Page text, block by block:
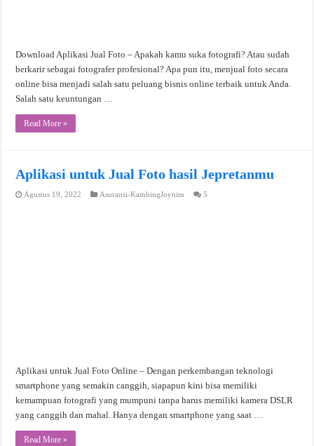
Download Aplikasi Jual Foto – Apakah kamu suka fotografi? Atau sudah
berkarir sebagai fotografer profesional? Apa pun itu, menjual foto secara
online bisa menjadi salah satu peluang bisnis online terbaik untuk Anda.
Salah satu keuntungan …
Read More »
Aplikasi untuk Jual Foto hasil Jepretanmu
Agustus 19, 2022 Asuransi-KambingJoynim 5
Aplikasi untuk Jual Foto Online – Dengan perkembangan teknologi
smartphone yang semakin canggih, siapapun kini bisa memiliki
kemampuan fotografi yang mumpuni tanpa harus memiliki kamera DSLR
yang canggih dan mahal. Hanya dengan smartphone yang saat …
Read More »